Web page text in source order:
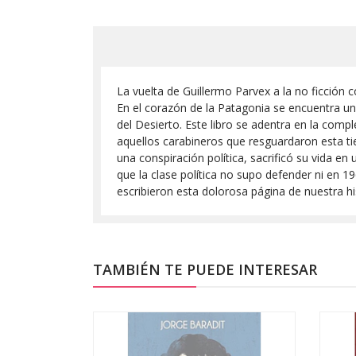
La vuelta de Guillermo Parvex a la no ficción
En el corazón de la Patagonia se encuentra
del Desierto. Este libro se adentra en la
aquellos carabineros que resguardaron esta
una conspiración política, sacrificó su vida en
que la clase política no supo defender ni en
escribieron esta dolorosa página de nuestra
TAMBIÉN TE PUEDE INTERESAR